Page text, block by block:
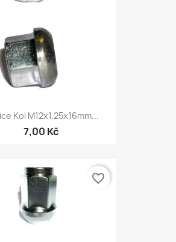
Kol M12x1,25x16mm...
7,00 Kč
favorite_border